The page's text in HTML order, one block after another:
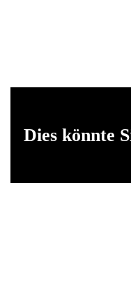
Dies könnte